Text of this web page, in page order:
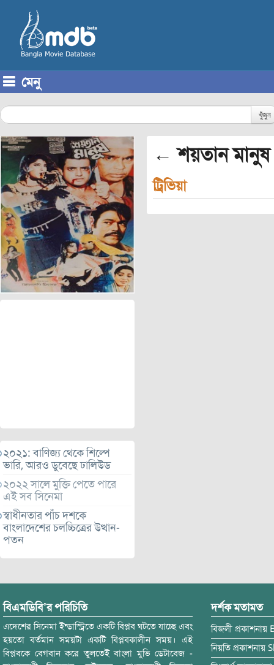
মেনু
খুঁজুন
২০২১: বাণিজ্য থেকে শিল্পে
ভারি, আরও ডুবেছে ঢালিউড
২০২২ সালে মুক্তি পেতে পারে
এই সব সিনেমা
স্বাধীনতার পাঁচ দশকে
বাংলাদেশের চলচ্চিত্রের উত্থান-
পতন
← শয়তান মানুষ
ট্রিভিয়া
বিএমডিবি’র পরিচিতি
এদেশের সিনেমা ইন্ডাস্ট্রিতে একটি বিপ্লব ঘটতে যাচ্ছে এবং
হয়তো বর্তমান সময়টা একটি বিপ্লবকালীন সময়। এই
বিপ্লবকে বেগবান করে তুলতেই বাংলা মুভি ডেটাবেজ -
দর্শক মতামত
বিজলী প্রকাশনায়
নিয়তি প্রকাশনায়